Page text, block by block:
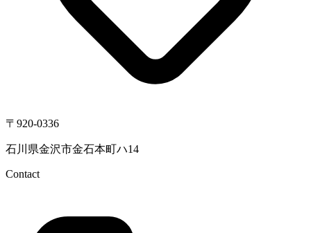
〒920-0336
石川県金沢市金石本町ハ14
Contact